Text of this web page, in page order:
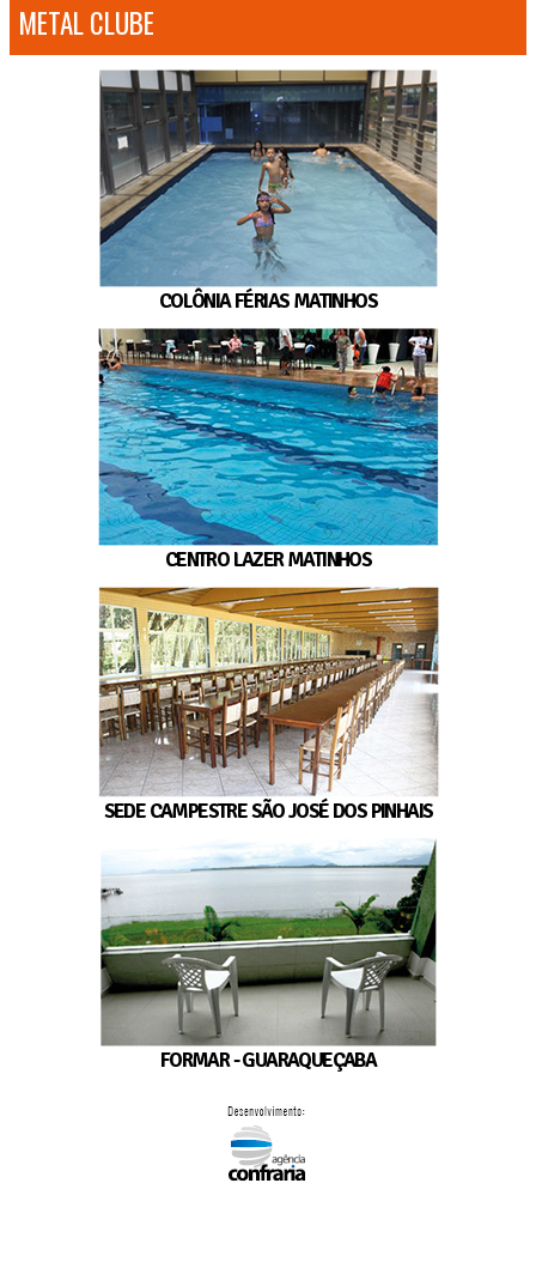
METAL CLUBE
COLÔNIA FÉRIAS MATINHOS
CENTRO LAZER MATINHOS
SEDE CAMPESTRE SÃO JOSÉ DOS PINHAIS
FORMAR - GUARAQUEÇABA